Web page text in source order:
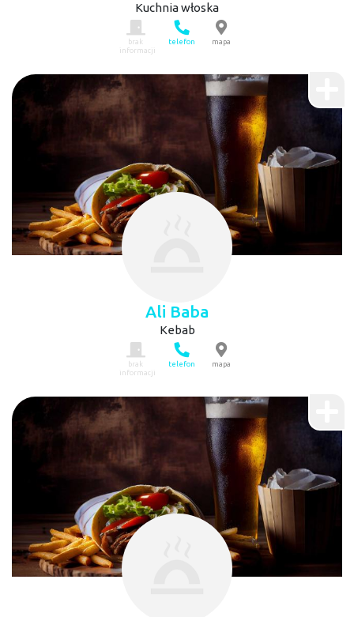
Ali Baba
Kebab
brak
informacji
telefon mapa
Kuchnia włoska
brak
informacji
telefon mapa